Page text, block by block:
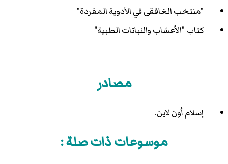
"منتخب الغافقى في الأدوية المفردة"
كتاب "الأعشاب والنباتات الطبية"
مصادر
إسلام أون لاين.
موسوعات ذات صلة :